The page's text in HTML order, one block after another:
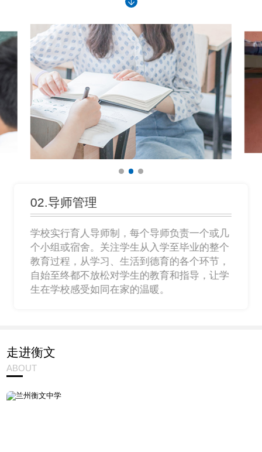
02.导师管理
学校实行育人导师制，每个导师负责一个或几
个小组或宿舍。关注学生从入学至毕业的整个
教育过程，从学习、生活到德育的各个环节，
自始至终都不放松对学生的教育和指导，让学
生在学校感受如同在家的温暖。
走进衡文
ABOUT